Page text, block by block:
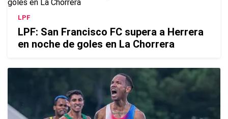
LPF
LPF: San Francisco FC supera a Herrera
en noche de goles en La Chorrera